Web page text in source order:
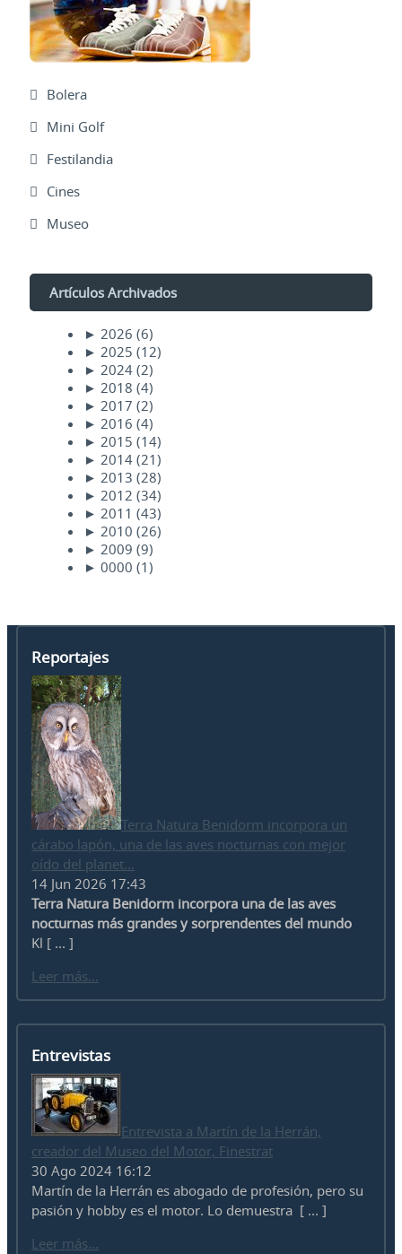
Bolera
Mini Golf
Festilandia
Cines
Museo
Artículos Archivados
► 2026 (6)
► 2025 (12)
► 2024 (2)
► 2018 (4)
► 2017 (2)
► 2016 (4)
► 2015 (14)
► 2014 (21)
► 2013 (28)
► 2012 (34)
► 2011 (43)
► 2010 (26)
► 2009 (9)
► 0000 (1)
Reportajes
Terra Natura Benidorm incorpora un
cárabo lapón, una de las aves nocturnas con mejor
oído del planet...
14 Jun 2026 17:43
Terra Natura Benidorm incorpora una de las aves
nocturnas más grandes y sorprendentes del mundo
Kl [ ... ]
Leer más...
Entrevistas
Entrevista a Martín de la Herrán,
creador del Museo del Motor, Finestrat
30 Ago 2024 16:12
Martín de la Herrán es abogado de profesión, pero su
pasión y hobby es el motor. Lo demuestra [ ... ]
Leer más...